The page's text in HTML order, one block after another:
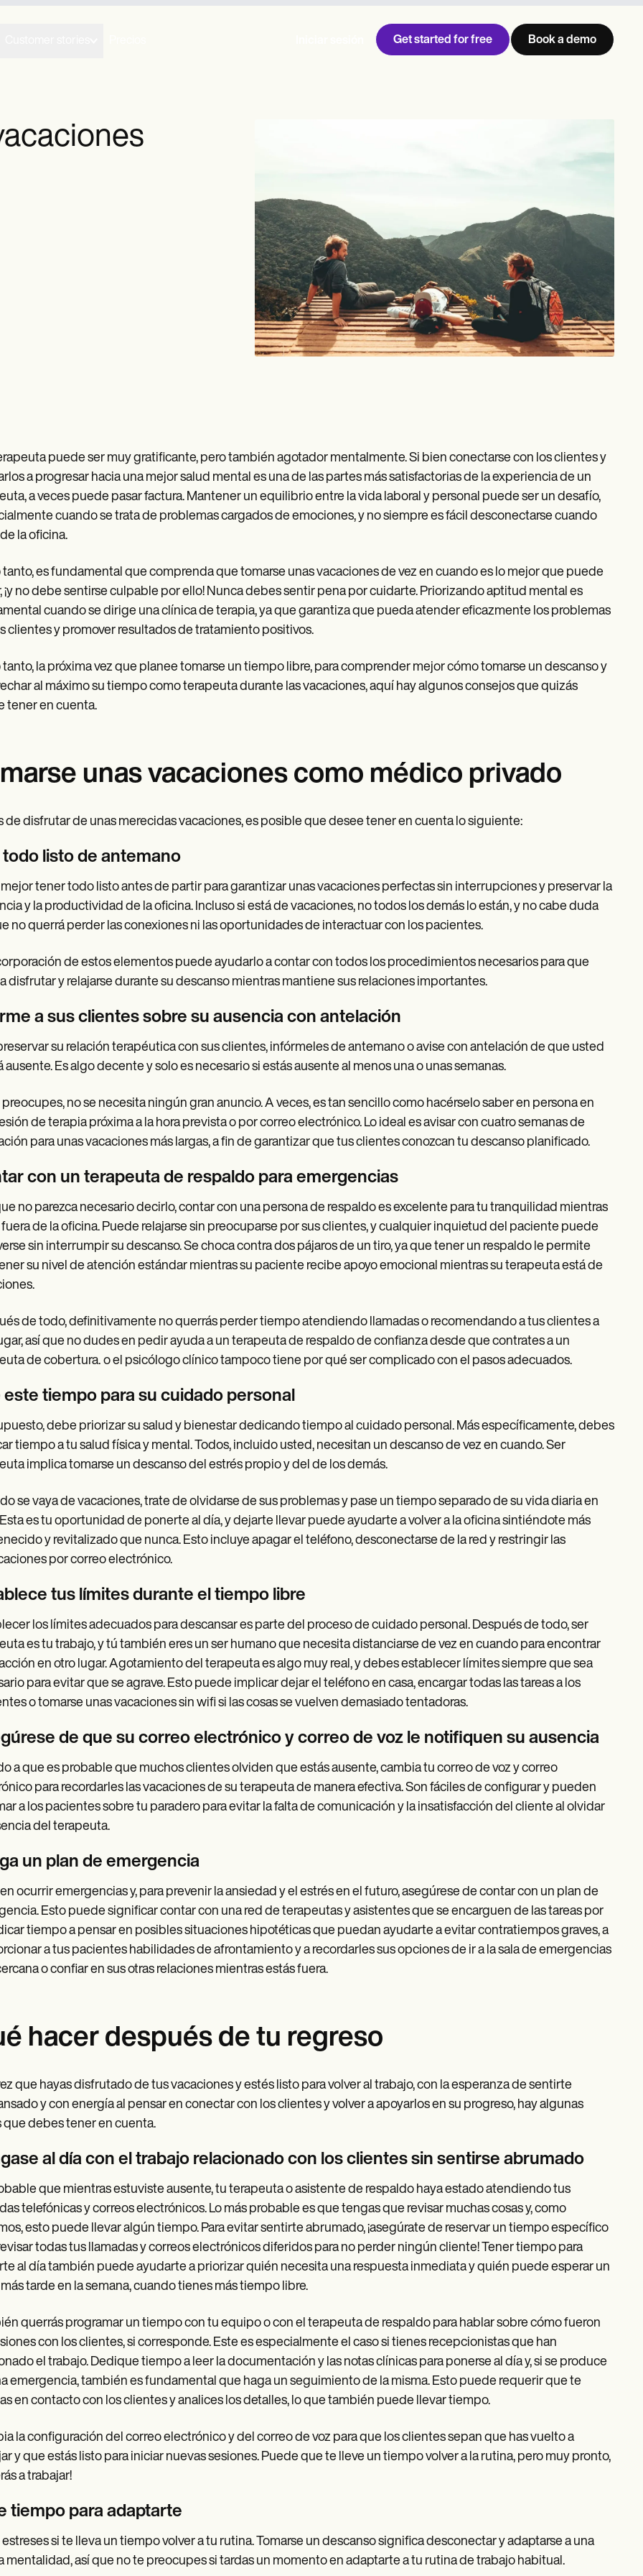
Get started for free Book a demo
puede ser muy gratificante, pero también agotador mentalmente. Si bien conectarse con los clientes y
a progresar hacia una mejor salud mental es una de las partes más satisfactorias de la experiencia de un
a veces puede pasar factura. Mantener un equilibrio entre la vida laboral y personal puede ser un desafío,
cuando se trata de problemas cargados de emociones, y no siempre es fácil desconectarse cuando
la oficina.
tanto, es fundamental que comprenda que tomarse unas vacaciones de vez en cuando es lo mejor que puede
¡y no debe sentirse culpable por ello! Nunca debes sentir pena por cuidarte. Priorizando aptitud mental es
cuando se dirige una clínica de terapia, ya que garantiza que pueda atender eficazmente los problemas
clientes y promover resultados de tratamiento positivos.
tanto, la próxima vez que planee tomarse un tiempo libre, para comprender mejor cómo tomarse un descanso y
al máximo su tiempo como terapeuta durante las vacaciones, aquí hay algunos consejos que quizás
tener en cuenta.
unas vacaciones como médico privado
de disfrutar de unas merecidas vacaciones, es posible que desee tener en cuenta lo siguiente:
todo listo de antemano
tener todo listo antes de partir para garantizar unas vacaciones perfectas sin interrupciones y preservar la
y la productividad de la oficina. Incluso si está de vacaciones, no todos los demás lo están, y no cabe duda
no querrá perder las conexiones ni las oportunidades de interactuar con los pacientes.
de estos elementos puede ayudarlo a contar con todos los procedimientos necesarios para que
disfrutar y relajarse durante su descanso mientras mantiene sus relaciones importantes.
a sus clientes sobre su ausencia con antelación
su relación terapéutica con sus clientes, infórmeles de antemano o avise con antelación de que usted
ausente. Es algo decente y solo es necesario si estás ausente al menos una o unas semanas.
preocupes, no se necesita ningún gran anuncio. A veces, es tan sencillo como hacérselo saber en persona en
de terapia próxima a la hora prevista o por correo electrónico. Lo ideal es avisar con cuatro semanas de
para unas vacaciones más largas, a fin de garantizar que tus clientes conozcan tu descanso planificado.
con un terapeuta de respaldo para emergencias
no parezca necesario decirlo, contar con una persona de respaldo es excelente para tu tranquilidad mientras
de la oficina. Puede relajarse sin preocuparse por sus clientes, y cualquier inquietud del paciente puede
sin interrumpir su descanso. Se choca contra dos pájaros de un tiro, ya que tener un respaldo le permite
su nivel de atención estándar mientras su paciente recibe apoyo emocional mientras su terapeuta está de
de todo, definitivamente no querrás perder tiempo atendiendo llamadas o recomendando a tus clientes a
así que no dudes en pedir ayuda a un terapeuta de respaldo de confianza desde que contrates a un
de cobertura. o el psicólogo clínico tampoco tiene por qué ser complicado con el pasos adecuados.
este tiempo para su cuidado personal
debe priorizar su salud y bienestar dedicando tiempo al cuidado personal. Más específicamente, debes
tiempo a tu salud física y mental. Todos, incluido usted, necesitan un descanso de vez en cuando. Ser
implica tomarse un descanso del estrés propio y del de los demás.
se vaya de vacaciones, trate de olvidarse de sus problemas y pase un tiempo separado de su vida diaria en
es tu oportunidad de ponerte al día, y dejarte llevar puede ayudarte a volver a la oficina sintiéndote más
y revitalizado que nunca. Esto incluye apagar el teléfono, desconectarse de la red y restringir las
por correo electrónico.
tus límites durante el tiempo libre
los límites adecuados para descansar es parte del proceso de cuidado personal. Después de todo, ser
es tu trabajo, y tú también eres un ser humano que necesita distanciarse de vez en cuando para encontrar
en otro lugar. Agotamiento del terapeuta es algo muy real, y debes establecer límites siempre que sea
para evitar que se agrave. Esto puede implicar dejar el teléfono en casa, encargar todas las tareas a los
o tomarse unas vacaciones sin wifi si las cosas se vuelven demasiado tentadoras.
de que su correo electrónico y correo de voz le notifiquen su ausencia
a que es probable que muchos clientes olviden que estás ausente, cambia tu correo de voz y correo
para recordarles las vacaciones de su terapeuta de manera efectiva. Son fáciles de configurar y pueden
a los pacientes sobre tu paradero para evitar la falta de comunicación y la insatisfacción del cliente al olvidar
del terapeuta.
un plan de emergencia
ocurrir emergencias y, para prevenir la ansiedad y el estrés en el futuro, asegúrese de contar con un plan de
Esto puede significar contar con una red de terapeutas y asistentes que se encarguen de las tareas por
tiempo a pensar en posibles situaciones hipotéticas que puedan ayudarte a evitar contratiempos graves, a
a tus pacientes habilidades de afrontamiento y a recordarles sus opciones de ir a la sala de emergencias
o confiar en sus otras relaciones mientras estás fuera.
hacer después de tu regreso
que hayas disfrutado de tus vacaciones y estés listo para volver al trabajo, con la esperanza de sentirte
y con energía al pensar en conectar con los clientes y volver a apoyarlos en su progreso, hay algunas
que debes tener en cuenta.
al día con el trabajo relacionado con los clientes sin sentirse abrumado
que mientras estuviste ausente, tu terapeuta o asistente de respaldo haya estado atendiendo tus
telefónicas y correos electrónicos. Lo más probable es que tengas que revisar muchas cosas y, como
esto puede llevar algún tiempo. Para evitar sentirte abrumado, ¡asegúrate de reservar un tiempo específico
todas tus llamadas y correos electrónicos diferidos para no perder ningún cliente! Tener tiempo para
al día también puede ayudarte a priorizar quién necesita una respuesta inmediata y quién puede esperar un
tarde en la semana, cuando tienes más tiempo libre.
querrás programar un tiempo con tu equipo o con el terapeuta de respaldo para hablar sobre cómo fueron
con los clientes, si corresponde. Este es especialmente el caso si tienes recepcionistas que han
el trabajo. Dedique tiempo a leer la documentación y las notas clínicas para ponerse al día y, si se produce
emergencia, también es fundamental que haga un seguimiento de la misma. Esto puede requerir que te
en contacto con los clientes y analices los detalles, lo que también puede llevar tiempo.
la configuración del correo electrónico y del correo de voz para que los clientes sepan que has vuelto a
y que estás listo para iniciar nuevas sesiones. Puede que te lleve un tiempo volver a la rutina, pero muy pronto,
a trabajar!
tiempo para adaptarte
estreses si te lleva un tiempo volver a tu rutina. Tomarse un descanso significa desconectar y adaptarse a una
mentalidad, así que no te preocupes si tardas un momento en adaptarte a tu rutina de trabajo habitual.